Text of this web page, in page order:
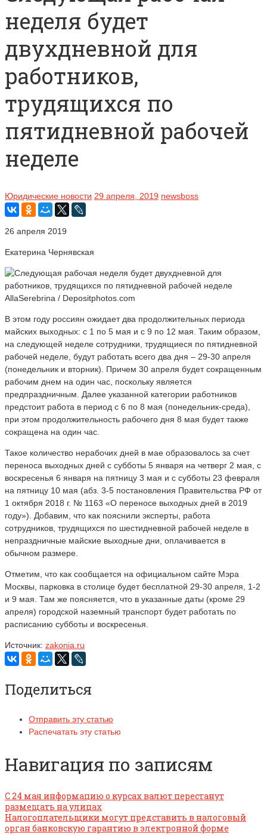
неделя будет
двухдневной для
работников,
трудящихся по
пятидневной рабочей
неделе
Юридические новости 29 апреля, 2019 newsboss
26 апреля 2019
Екатерина Чернявская
AllaSerebrina / Depositphotos.com
В этом году россиян ожидает два продолжительных периода
майских выходных: с 1 по 5 мая и с 9 по 12 мая. Таким образом,
на следующей неделе сотрудники, трудящиеся по пятидневной
рабочей неделе, будут работать всего два дня – 29-30 апреля
(понедельник и вторник). Причем 30 апреля будет сокращенным
рабочим днем на один час, поскольку является
предпраздничным. Далее указанной категории работников
предстоит работа в период с 6 по 8 мая (понедельник-среда),
при этом продолжительность рабочего дня 8 мая будет также
сокращена на один час.
Такое количество нерабочих дней в мае образовалось за счет
переноса выходных дней с субботы 5 января на четверг 2 мая, с
воскресенья 6 января на пятницу 3 мая и с субботы 23 февраля
на пятницу 10 мая (абз. 3-5 постановления Правительства РФ от
1 октября 2018 г. № 1163 «О переносе выходных дней в 2019
году»). Добавим, что как пояснили эксперты, работа
сотрудников, трудящихся по шестидневной рабочей неделе в
непраздничные майские выходные дни, оплачивается в
обычном размере.
Отметим, что как сообщается на официальном сайте Мэра
Москвы, парковка в столице будет бесплатной 29-30 апреля, 1-2
и 9 мая. Там же поясняется, что в указанные даты (кроме 29
апреля) городской наземный транспорт будет работать по
расписанию субботы и воскресенья.
Источник: zakonia.ru
Поделиться
Отправить эту статью
Распечатать эту статью
Навигация по записям
С 24 мая информацию о курсах валют перестанут
размещать на улицах
Налогоплательщики могут представить в налоговый
орган банковскую гарантию в электронной форме